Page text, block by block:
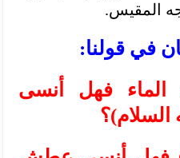
المقيس.
في قولنا:
فهل أنسى